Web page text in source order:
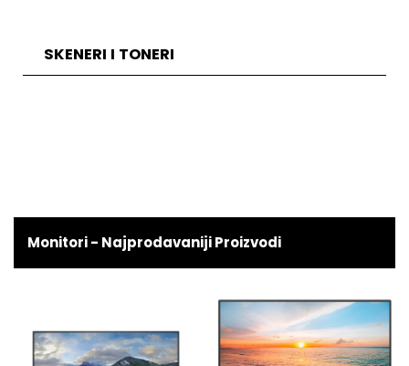
SKENERI I TONERI
Monitori - Najprodavaniji Proizvodi